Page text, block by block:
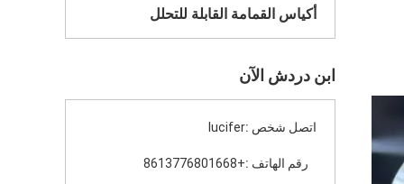
أكياس القمامة القابلة للتحلل
ابن دردش الآن
اتصل شخص :lucifer
رقم الهاتف :+8613776801668